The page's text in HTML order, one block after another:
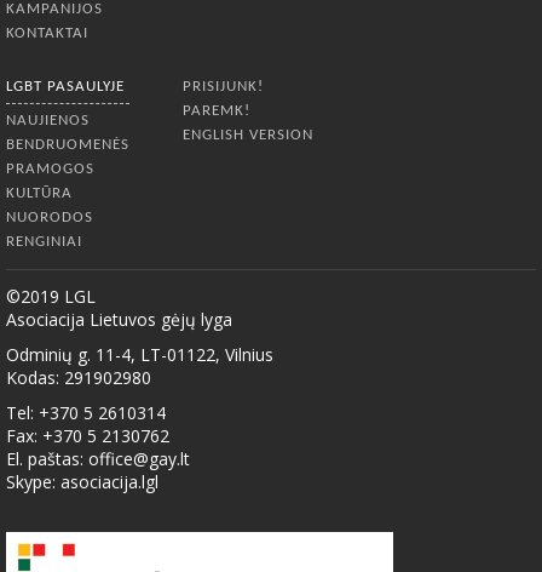
KAMPANIJOS
KONTAKTAI
LGBT PASAULYJE
NAUJIENOS
BENDRUOMENĖS
PRAMOGOS
KULTŪRA
NUORODOS
RENGINIAI
PRISIJUNK!
PAREMK!
ENGLISH VERSION
©2019 LGL
Asociacija Lietuvos gėjų lyga
Odminių g. 11-4, LT-01122, Vilnius
Kodas: 291902980
Tel: +370 5 2610314
Fax: +370 5 2130762
El. paštas: office@gay.lt
Skype: asociacija.lgl